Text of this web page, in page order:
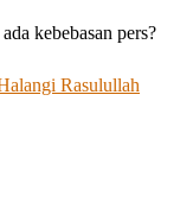
kebebasan pers?
Rasulullah